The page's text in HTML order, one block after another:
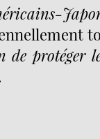
de protéger